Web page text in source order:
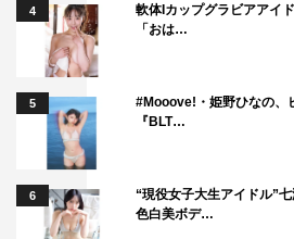
同じく、この日で脱退するネオ・
らもらったたくさんの言葉とか、
れた笑顔、景色とか、全部全部大
きていく中でまた自分が立ち止ま
みんなからもらったものを思い出
ます。全部、絶対に忘れません」
ナノ3は「今日を楽しみに待ってて
4
軟体Iカップグラビアアイ
「おは…
5
#Mooove!・姫野ひなの、
『BLT…
6
“現役女子大生アイドル”
色白美ボデ…